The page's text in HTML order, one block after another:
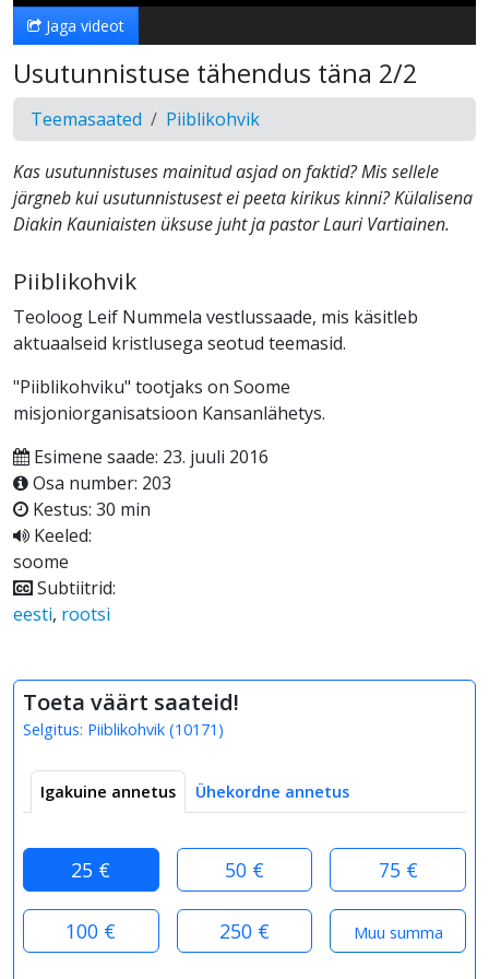
Jaga videot
Usutunnistuse tähendus täna 2/2
Teemasaated Piiblikohvik
Kas usutunnistuses mainitud asjad on faktid? Mis sellele
järgneb kui usutunnistusest ei peeta kirikus kinni? Külalisena
Diakin Kauniaisten üksuse juht ja pastor Lauri Vartiainen.
Piiblikohvik
Teoloog Leif Nummela vestlussaade, mis käsitleb
aktuaalseid kristlusega seotud teemasid.
"Piiblikohviku" tootjaks on Soome
misjoniorganisatsioon Kansanlähetys.
Esimene saade: 23. juuli 2016
Osa number: 203
Kestus: 30 min
Keeled:
soome
Subtiitrid:
eesti, rootsi
Toeta väärt saateid!
Selgitus: Piiblikohvik (10171 )
Igakuine annetus Ühekordne annetus
25 € 50 € 75 €
100 € 250 €